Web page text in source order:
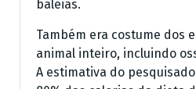
baleias.
Também era costume dos
animal inteiro, incluindo
A estimativa do